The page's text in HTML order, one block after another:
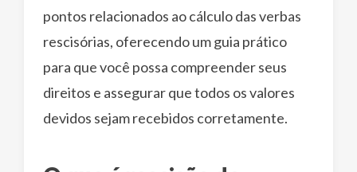
pontos relacionados ao cálculo das verbas
rescisórias, oferecendo um guia prático
para que você possa compreender seus
direitos e assegurar que todos os valores
devidos sejam recebidos corretamente.